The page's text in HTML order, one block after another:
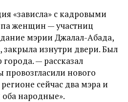
«зависла» с кадровыми
женщин — участниц
мэрии Джалал-Абада,
закрыла изнутри двери. Был
— рассказал
нового
сейчас два мэра и
оба народные».